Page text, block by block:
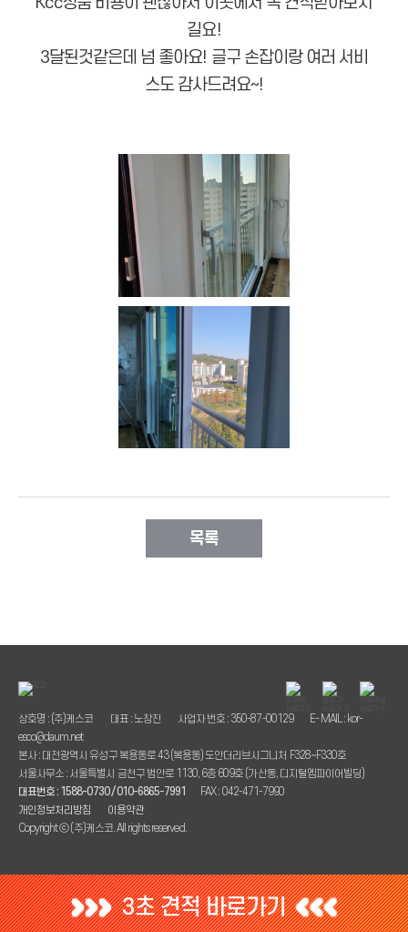
길요!
3달된것같은데 넘 좋아요! 글구 손잡이랑 여러 서비
스도 감사드려요~!
목록
3초 견적 바로가기
상호명 : (주)케스코 대표 : 노창진 사업자 번호 : 350-87-00129
E- MAIL : kor-
esco@daum.net
본사 : 대전광역시 유성구 복용동로 43 (복용동) 도안더리브시그니처 F328~F330호
서울사무소 : 서울특별시 금천구 범안로 1130, 6층 609호 (가산동, 디지털엠파이어빌딩)
대표번호 : 1588-0730 / 010-6865-7991
FAX : 042-471-7990
개인정보처리방침
이용약관
Copyright ⓒ (주)케스코. All rights reserved.